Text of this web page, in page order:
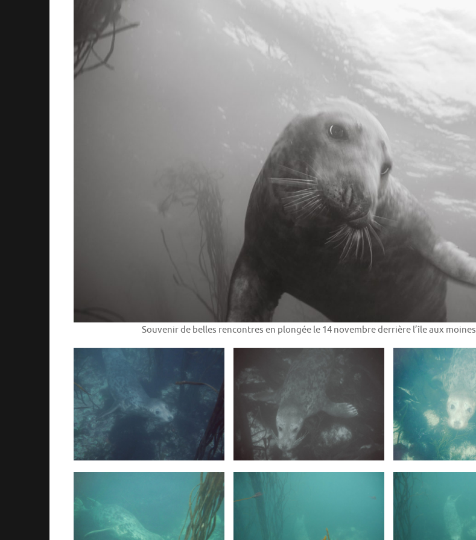
Souvenir de belles rencontres en plongée le 14 novembre derrière l’île aux moines